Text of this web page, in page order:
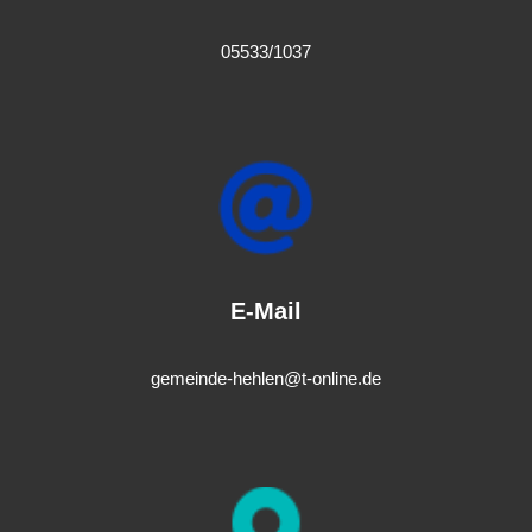
05533/1037
E-Mail
gemeinde-hehlen@t-online.de